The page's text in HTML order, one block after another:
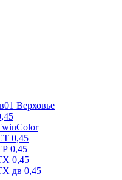
Верховье
0,45
0,45
0,45
дв 0,45